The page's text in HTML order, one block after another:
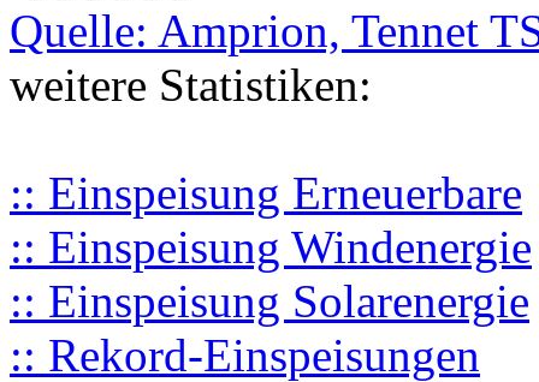
Quelle: Amprion, Tennet
weitere Statistiken:
:: Einspeisung Erneuerbare
:: Einspeisung Windenergie
:: Einspeisung Solarenergie
:: Rekord-Einspeisungen